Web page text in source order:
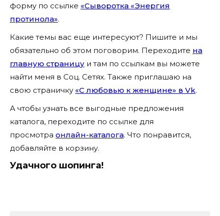
форму по ссылке «Сыворотка «Энергия
протинола».
Какие темы вас еще интересуют? Пишите и мы
обязательно об этом поговорим. Переходите на
главную страницу и там по ссылкам вы можете
найти меня в Соц. Сетях. Также приглашаю на
свою страничку «С любовью к женщине» в Vk.
А чтобы узнать все выгодные предложения
каталога, переходите по ссылке для
просмотра онлайн-каталога. Что понравится,
добавляйте в корзину.
Удачного шопинга!